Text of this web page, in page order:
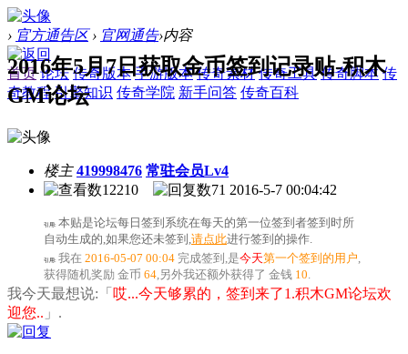
› 官方通告区 › 官网通告›内容
首页 论坛 传奇版本 手游版本 传奇素材 传奇工具 传奇脚本 传
奇教程 引擎知识 传奇学院 新手问答 传奇百科
2016年5月7日获取金币签到记录贴-积木
GM论坛
楼主 419998476 常驻会员Lv4
12210
71 2016-5-7 00:04:42
引用: 本贴是论坛每日签到系统在每天的第一位签到者签到时所
自动生成的,如果您还未签到, 请点此进行签到的操作.
引用: 我在 2016-05-07 00:04 完成签到,是今天第一个签到的用户
获得随机奖励 金币 64 ,另外我还额外获得了 金钱 10
我今天最想说:「 哎...今天够累的，签到来了1.积木GM论坛欢
迎您.. 」.